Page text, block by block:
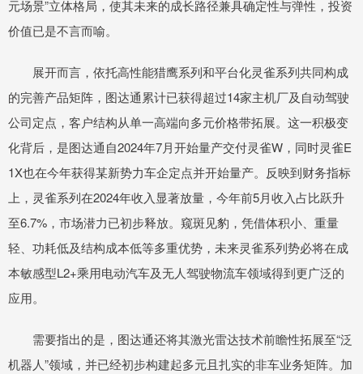
元场景”立体格局，使其未来的成长路径兼具确定性与弹性，投资
价值已是不言而喻。
展开而言，依托高性能猎鹰系列和平台化灵雀系列共同构成
的完善产品矩阵，图达通累计已获得超过14家主机厂及自动驾驶
公司定点，客户结构从单一高端向多元价格带拓展。这一积极变
化背后，是图达通自2024年7月开始量产交付灵雀W，同时灵雀E
1X也在今年获得某新势力车企定点并开始量产。反映到财务指标
上，灵雀系列在2024年收入显著放量，今年前5月收入占比跃升
至6.7%，市场潜力已初步释放。窥斑见豹，凭借体积小、重量
轻、功耗低及结构成本低等多重优势，未来灵雀系列势必将在成
本敏感型L2+乘用电动汽车及无人驾驶物流车领域得到更广泛的
应用。
需要指出的是，图达通还将其激光雷达技术前瞻性拓展至“泛
机器人”领域，并已经初步构建起多元且扎实的非车业务矩阵。加